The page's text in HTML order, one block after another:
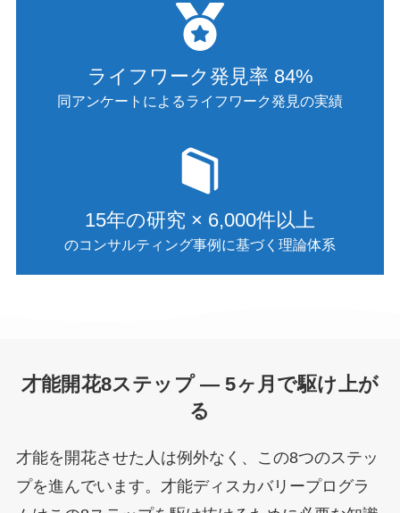
ライフワーク発見率 84%
同アンケートによるライフワーク発見の実績
15年の研究 × 6,000件以上
のコンサルティング事例に基づく理論体系
才能開花8ステップ — 5ヶ月で駆け上が
る
才能を開花させた人は例外なく、この8つのステッ
プを進んでいます。才能ディスカバリープログラ